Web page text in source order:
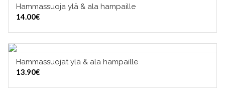
VALITSE VAIHTOEHDOISTA
Hammassuoja ylä & ala hampaille
14.00€
VALITSE VAIHTOEHDOISTA
Hammassuojat ylä & ala hampaille
13.90€